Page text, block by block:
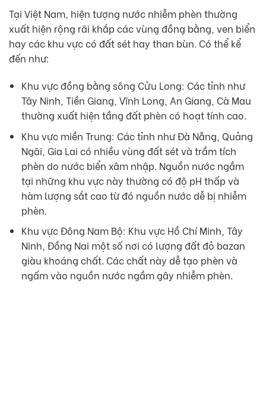
Tại Việt Nam, hiện tượng nước nhiễm phèn thường
xuất hiện rộng rãi khắp các vùng đồng bằng, ven biển
hay các khu vực có đất sét hay than bùn. Có thể kể
đến như:
Khu vực đồng bằng sông Cửu Long: Các tỉnh như
Tây Ninh, Tiền Giang, Vĩnh Long, An Giang, Cà Mau
thường xuất hiện tầng đất phèn có hoạt tính cao.
Khu vực miền Trung: Các tỉnh như Đà Nẵng, Quảng
Ngãi, Gia Lai có nhiều vùng đất sét và trầm tích
phèn do nước biển xâm nhập. Nguồn nước ngầm
tại những khu vực này thường có độ pH thấp và
hàm lượng sắt cao từ đó nguồn nước dễ bị nhiễm
phèn.
Khu vực Đông Nam Bộ: Khu vực Hồ Chí Minh, Tây
Ninh, Đồng Nai một số nơi có lượng đất đỏ bazan
giàu khoáng chất. Các chất này dễ tạo phèn và
ngấm vào nguồn nước ngầm gây nhiễm phèn.